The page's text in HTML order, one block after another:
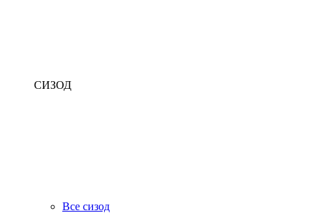
СИЗОД
Все сизод